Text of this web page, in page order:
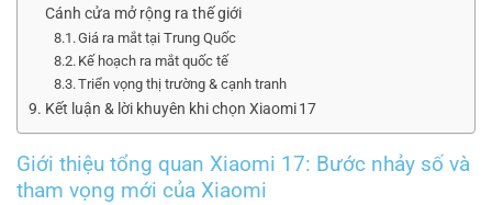
Cánh cửa mở rộng ra thế giới
Giá ra mắt tại Trung Quốc
Kế hoạch ra mắt quốc tế
Triển vọng thị trường & cạnh tranh
Kết luận & lời khuyên khi chọn Xiaomi 17
Giới thiệu tổng quan Xiaomi 17: Bước nhảy số và
tham vọng mới của Xiaomi